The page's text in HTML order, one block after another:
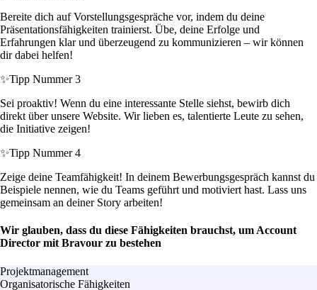
Bereite dich auf Vorstellungsgespräche vor, indem du deine
Präsentationsfähigkeiten trainierst. Übe, deine Erfolge und
Erfahrungen klar und überzeugend zu kommunizieren – wir können
dir dabei helfen!
✨Tipp Nummer 3
Sei proaktiv! Wenn du eine interessante Stelle siehst, bewirb dich
direkt über unsere Website. Wir lieben es, talentierte Leute zu sehen,
die Initiative zeigen!
✨Tipp Nummer 4
Zeige deine Teamfähigkeit! In deinem Bewerbungsgespräch kannst du
Beispiele nennen, wie du Teams geführt und motiviert hast. Lass uns
gemeinsam an deiner Story arbeiten!
Wir glauben, dass du diese Fähigkeiten brauchst, um Account
Director mit Bravour zu bestehen
Projektmanagement
Organisatorische Fähigkeiten